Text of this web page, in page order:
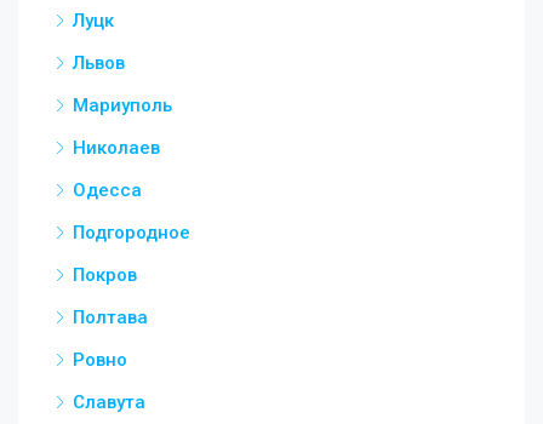
Луцк
Львов
Мариуполь
Николаев
Одесса
Подгородное
Покров
Полтава
Ровно
Славута